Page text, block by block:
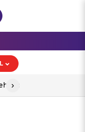
›